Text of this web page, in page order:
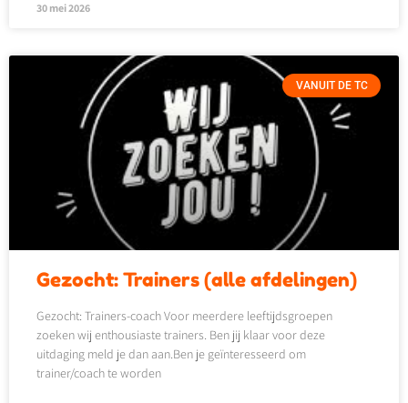
30 mei 2026
VANUIT DE TC
Gezocht: Trainers (alle afdelingen)
Gezocht: Trainers-coach Voor meerdere leeftijdsgroepen
zoeken wij enthousiaste trainers. Ben jij klaar voor deze
uitdaging meld je dan aan.Ben je geïnteresseerd om
trainer/coach te worden